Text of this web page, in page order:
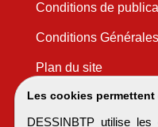
Les cookies
DESSINBTP utilise
Conditions de
Conditions
Plan du site